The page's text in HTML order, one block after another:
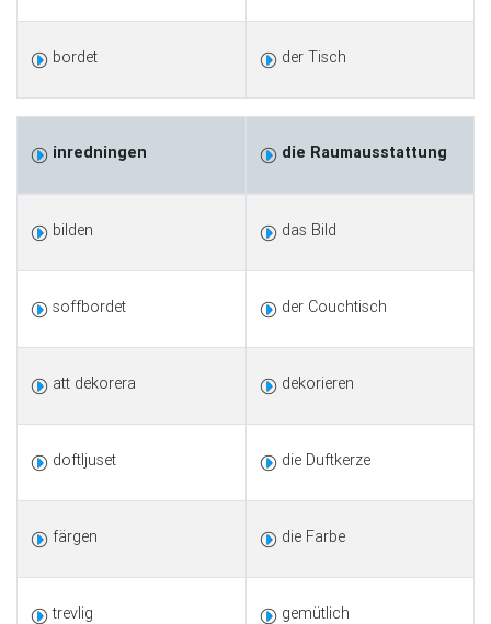
bordet der Tisch
inredningen die Raumausstattung
bilden das Bild
soffbordet der Couchtisch
att dekorera dekorieren
doftljuset die Duftkerze
färgen die Farbe
trevlig gemütlich